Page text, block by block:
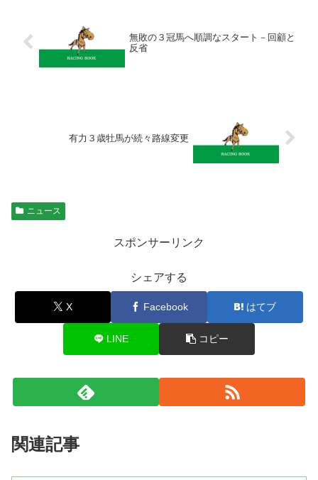
無敗の３冠馬へ順調なスタート－回顧と
反省
有力３歳牡馬が続々路線変更
ニュース
スポンサーリンク
シェアする
X Facebook はてブ
LINE コピー
関連記事